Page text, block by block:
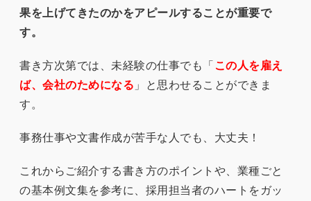
果を上げてきたのかをアピールすることが重要で
す。
書き方次第では、未経験の仕事でも「この人を雇え
ば、会社のためになる 」と思わせることができま
す。
事務仕事や文書作成が苦手な人でも、大丈夫！
これからご紹介する書き方のポイントや、業種ごと
の基本例文集を参考に、採用担当者のハートをガッ